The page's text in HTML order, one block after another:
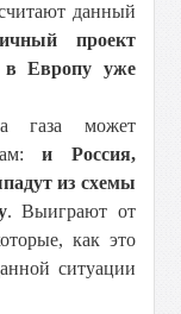
данный
проект
в Европу уже
газа может
и Россия,
из схемы
. Выиграют от
как это
ситуации